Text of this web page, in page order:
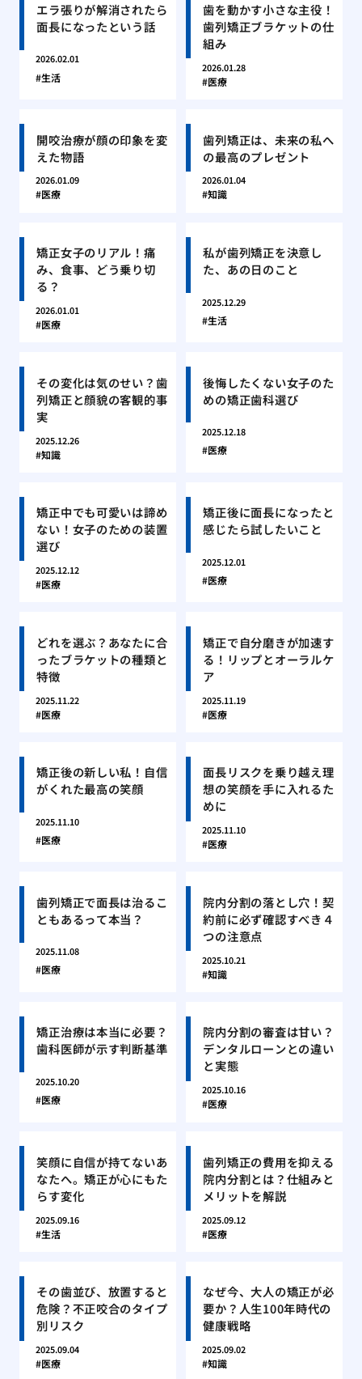
エラ張りが解消されたら
面長になったという話
2026.02.01
生活
歯を動かす小さな主役！
歯列矯正ブラケットの仕
組み
2026.01.28
医療
開咬治療が顔の印象を変
えた物語
2026.01.09
医療
歯列矯正は、未来の私へ
の最高のプレゼント
2026.01.04
知識
矯正女子のリアル！痛
み、食事、どう乗り切
る？
2026.01.01
医療
私が歯列矯正を決意し
た、あの日のこと
2025.12.29
生活
その変化は気のせい？歯
列矯正と顔貌の客観的事
実
2025.12.26
知識
後悔したくない女子のた
めの矯正歯科選び
2025.12.18
医療
矯正中でも可愛いは諦め
ない！女子のための装置
選び
2025.12.12
医療
矯正後に面長になったと
感じたら試したいこと
2025.12.01
医療
どれを選ぶ？あなたに合
ったブラケットの種類と
特徴
2025.11.22
医療
矯正で自分磨きが加速す
る！リップとオーラルケ
ア
2025.11.19
医療
矯正後の新しい私！自信
がくれた最高の笑顔
2025.11.10
医療
面長リスクを乗り越え理
想の笑顔を手に入れるた
めに
2025.11.10
医療
歯列矯正で面長は治るこ
ともあるって本当？
2025.11.08
医療
院内分割の落とし穴！契
約前に必ず確認すべき４
つの注意点
2025.10.21
知識
矯正治療は本当に必要？
歯科医師が示す判断基準
2025.10.20
医療
院内分割の審査は甘い？
デンタルローンとの違い
と実態
2025.10.16
医療
笑顔に自信が持てないあ
なたへ。矯正が心にもた
らす変化
2025.09.16
生活
歯列矯正の費用を抑える
院内分割とは？仕組みと
メリットを解説
2025.09.12
医療
その歯並び、放置すると
危険？不正咬合のタイプ
別リスク
2025.09.04
医療
なぜ今、大人の矯正が必
要か？人生100年時代の
健康戦略
2025.09.02
知識